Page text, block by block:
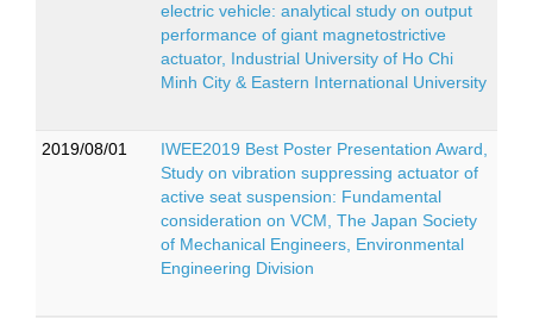
electric vehicle: analytical study on output
performance of giant magnetostrictive
actuator, Industrial University of Ho Chi
Minh City & Eastern International University
2019/08/01
IWEE2019 Best Poster Presentation Award,
Study on vibration suppressing actuator of
active seat suspension: Fundamental
consideration on VCM, The Japan Society
of Mechanical Engineers, Environmental
Engineering Division